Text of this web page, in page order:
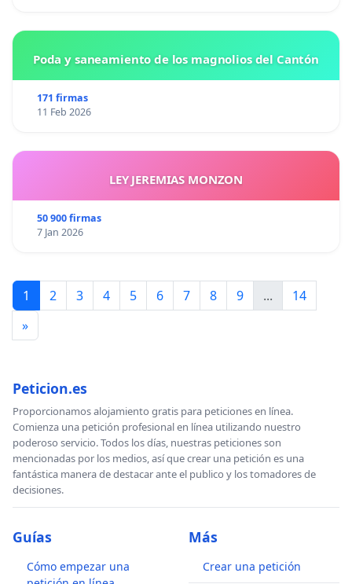
Poda y saneamiento de los magnolios del Cantón
171 firmas
11 Feb 2026
LEY JEREMIAS MONZON
50 900 firmas
7 Jan 2026
1 2 3 4 5 6 7 8 9 ...
14
»
Peticion.es
Proporcionamos alojamiento gratis para peticiones en línea.
Comienza una petición profesional en línea utilizando nuestro
poderoso servicio. Todos los días, nuestras peticiones son
mencionadas por los medios, así que crear una petición es una
fantástica manera de destacar ante el publico y los tomadores de
decisiones.
Guías
Cómo empezar una
Más
Crear una petición